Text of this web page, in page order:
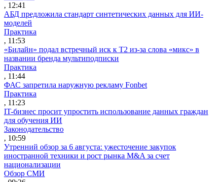
, 12:41
АБД предложила стандарт синтетических данных для ИИ-
моделей
Практика
, 11:53
«Билайн» подал встречный иск к Т2 из-за слова «микс» в
названии бренда мультиподписки
Практика
, 11:44
ФАС запретила наружную рекламу Fonbet
Практика
, 11:23
IT-бизнес просит упростить использование данных граждан
для обучения ИИ
Законодательство
, 10:59
Утренний обзор за 6 августа: ужесточение закупок
иностранной техники и рост рынка M&A за счет
национализации
Обзор СМИ